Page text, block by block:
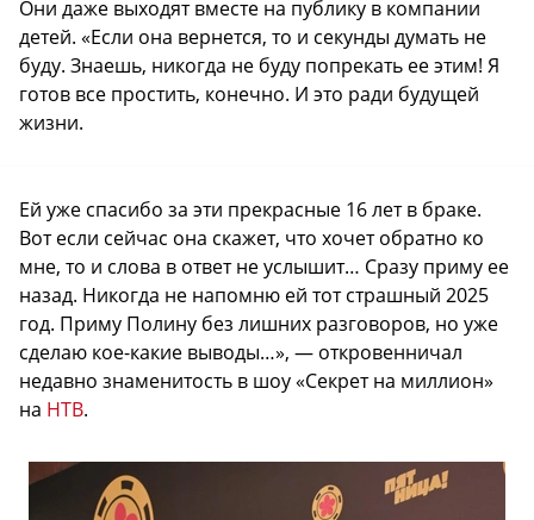
Они даже выходят вместе на публику в компании
детей. «Если она вернется, то и секунды думать не
буду. Знаешь, никогда не буду попрекать ее этим! Я
готов все простить, конечно. И это ради будущей
жизни.
Ей уже спасибо за эти прекрасные 16 лет в браке.
Вот если сейчас она скажет, что хочет обратно ко
мне, то и слова в ответ не услышит… Сразу приму ее
назад. Никогда не напомню ей тот страшный 2025
год. Приму Полину без лишних разговоров, но уже
сделаю кое-какие выводы…», — откровенничал
недавно знаменитость в шоу «Секрет на миллион»
на НТВ.